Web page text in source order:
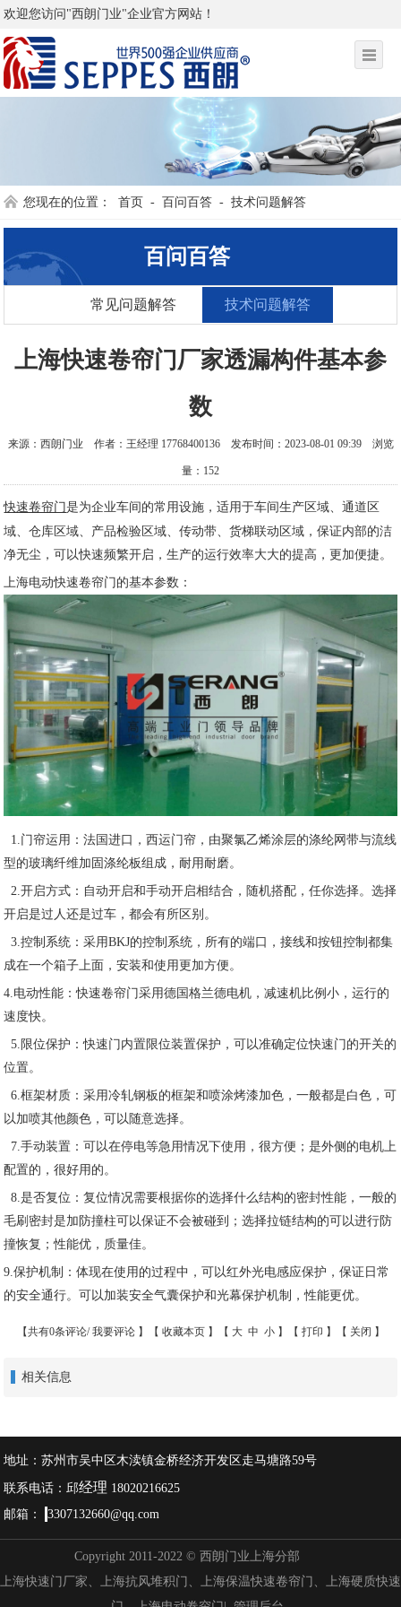
欢迎您访问"西朗门业"企业官方网站！
您现在的位置： 首页 - 百问百答 - 技术问题解答
百问百答
常见问题解答 技术问题解答
上海快速卷帘门厂家透漏构件基本参
数
来源：西朗门业 作者：王经理 17768400136 发布时间：2023-08-01 09:39 浏览
量：152
快速卷帘门是为企业车间的常用设施，适用于车间生产区域、通道区
域、仓库区域、产品检验区域、传动带、货梯联动区域，保证内部的洁
净无尘，可以快速频繁开启，生产的运行效率大大的提高，更加便捷。
上海电动快速卷帘门的基本参数：
1.门帘运用：法国进口，西运门帘，由聚氯乙烯涂层的涤纶网带与流线
型的玻璃纤维加固涤纶板组成，耐用耐磨。
2.开启方式：自动开启和手动开启相结合，随机搭配，任你选择。选择
开启是过人还是过车，都会有所区别。
3.控制系统：采用BKJ的控制系统，所有的端口，接线和按钮控制都集
成在一个箱子上面，安装和使用更加方便。
4.电动性能：快速卷帘门采用德国格兰德电机，减速机比例小，运行的
速度快。
5.限位保护：快速门内置限位装置保护，可以准确定位快速门的开关的
位置。
6.框架材质：采用冷轧钢板的框架和喷涂烤漆加色，一般都是白色，可
以加喷其他颜色，可以随意选择。
7.手动装置：可以在停电等急用情况下使用，很方便；是外侧的电机上
配置的，很好用的。
8.是否复位：复位情况需要根据你的选择什么结构的密封性能，一般的
毛刷密封是加防撞柱可以保证不会被碰到；选择拉链结构的可以进行防
撞恢复；性能优，质量佳。
9.保护机制：体现在使用的过程中，可以红外光电感应保护，保证日常
的安全通行。可以加装安全气囊保护和光幕保护机制，性能更优。
【共有0条评论/ 我要评论 】【 收藏本页 】【 大 中 小 】【 打印 】【 关闭 】
相关信息
地址：苏州市吴中区木渎镇金桥经济开发区走马塘路59号
联系电话：邱经理 18020216625
邮箱：
3307132660@qq.com
Copyright 2011-2022 © 西朗门业上海分部
上海快速门厂家、上海抗风堆积门、上海保温快速卷帘门、上海硬质快速